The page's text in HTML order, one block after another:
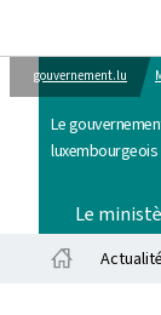
gouvernement.lu
Le
luxembourgeois
Le